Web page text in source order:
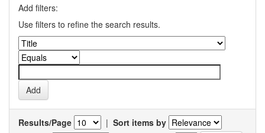
Add filters:
Use filters to refine the search results.
Results/Page | Sort items by